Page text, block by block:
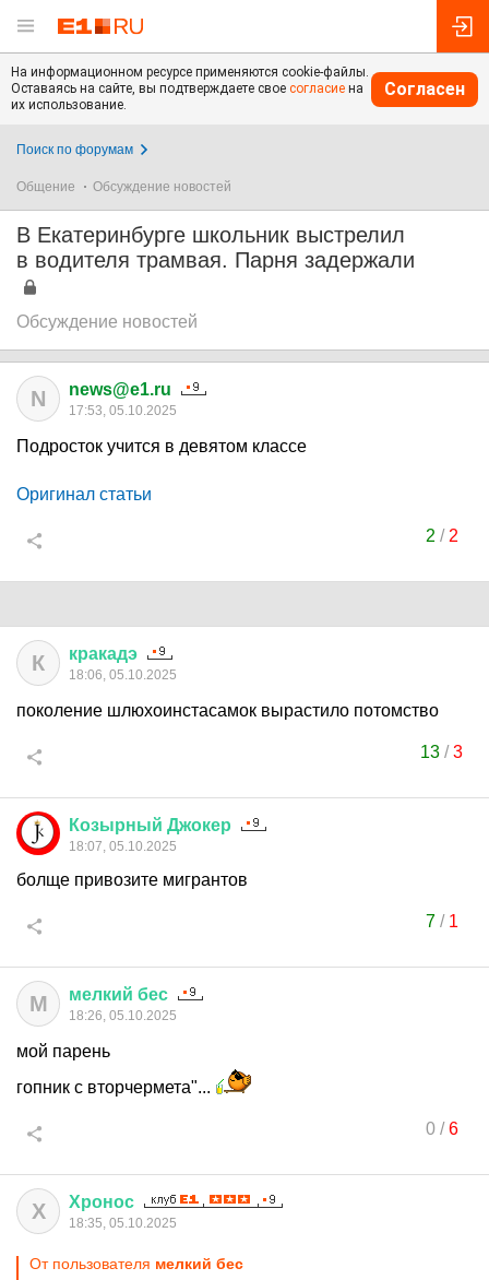
На информационном ресурсе применяются cookie-файлы.
Оставаясь на сайте, вы подтверждаете свое согласие на
их использование.
Согласен
Поиск по форумам
Общение Обсуждение новостей
В Екатеринбурге школьник выстрелил
в водителя трамвая. Парня задержали
Обсуждение новостей
N news@e1.ru
17:53, 05.10.2025
Подросток учится в девятом классе
Оригинал статьи
2 / 2
К кракадэ
18:06, 05.10.2025
поколение шлюхоинстасамок вырастило потомство
13 /3
Козырный Джокер
18:07, 05.10.2025
болще привозите мигрантов
7/ 1
М мелкий бес
18:26, 05.10.2025
мой парень
гопник с вторчермета"...
0/6
Х Хронос
18:35, 05.10.2025
От пользователя мелкий бес